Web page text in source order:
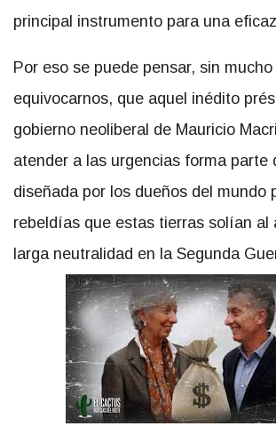
principal instrumento para una
Por eso se puede pensar, sin
equivocarnos, que aquel inédito
gobierno neoliberal de Mauricio
atender a las urgencias forma parte
diseñada por los dueños del mundo
rebeldías que estas tierras solían al
larga neutralidad en la Segunda